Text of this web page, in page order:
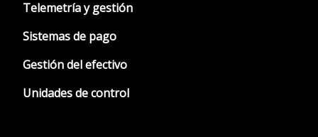
Telemetría y gestión
Sistemas de pago
Gestión del efectivo
Unidades de control